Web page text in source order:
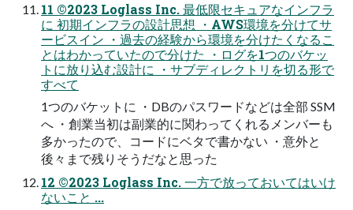
11 ©2023 Loglass Inc. 最低限セキュアなインフラ
に 初期インフラの設計思想 ・AWS環境を分けてサ
ービスイン ・過去の経験から環境を分けたくなるこ
とはわかっていたので分けた ・ログを1つのバケッ
トに放り込む設計に ・サブディレクトリを切る形で
すべて
1つのバケットに ・DBのパスワードなどは全部 SSM
へ ・創業当初は副業的に関わってくれるメンバーも
多かったので、コードにベタで書かない ・意外と
後々まで残りそうだなと思った
12 ©2023 Loglass Inc. 一方で放っておいてはいけ
ないこと ...